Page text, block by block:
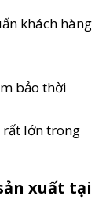
khách hàng
bảo thời
rất lớn trong
xuất tại